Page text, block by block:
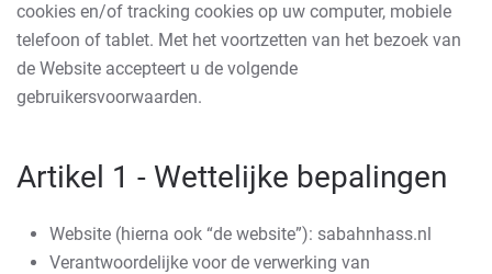
cookies en/of tracking cookies op uw computer, mobiele
telefoon of tablet. Met het voortzetten van het bezoek van
de Website accepteert u de volgende
gebruikersvoorwaarden.
Artikel 1 - Wettelijke bepalingen
Website (hierna ook “de website”): sabahnhass.nl
Verantwoordelijke voor de verwerking van